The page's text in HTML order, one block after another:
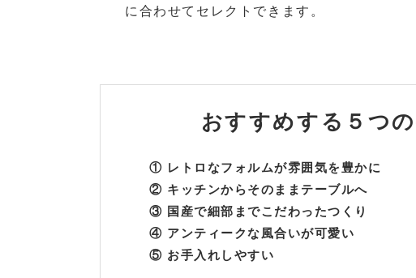
に合わせてセレクトできます。
おすすめする ５つ
① レトロなフォルムが雰囲気を豊かに
② キッチンからそのままテーブルへ
③ 国産で細部までこだわったつくり
④ アンティークな風合いが可愛い
⑤ お手入れしやすい